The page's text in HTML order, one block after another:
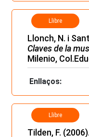
Llibre
Llonch, N. i
Claves de la
Milenio,
Enllaços:
Llibre
Tilden, F. (2006).